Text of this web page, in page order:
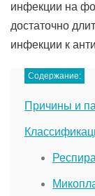
инфекции на
достаточно
инфекции к
Содержание:
Причины и